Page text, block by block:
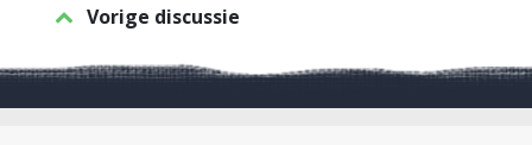
Vorige discussie